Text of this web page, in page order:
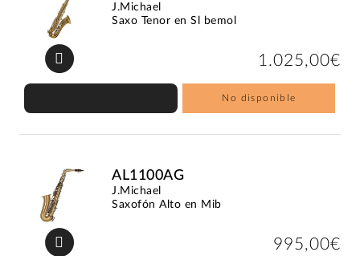
J.Michael
Saxo Tenor en Sl bemol
1.025,00€
No disponible
AL1100AG
J.Michael
Saxofón Alto en Mib
995,00€